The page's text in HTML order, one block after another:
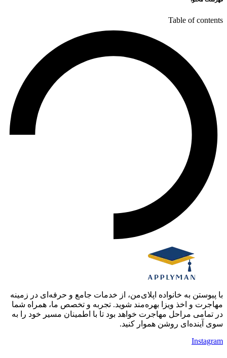
Table of contents
با پیوستن به خانواده اپلای‌من، از خدمات جامع و حرفه‌ای در زمینه
مهاجرت و اخذ ویزا بهره‌مند شوید. تجربه و تخصص ما، همراه شما
در تمامی مراحل مهاجرت خواهد بود تا با اطمینان مسیر خود را به
سوی آینده‌ای روشن هموار کنید.
Instagram